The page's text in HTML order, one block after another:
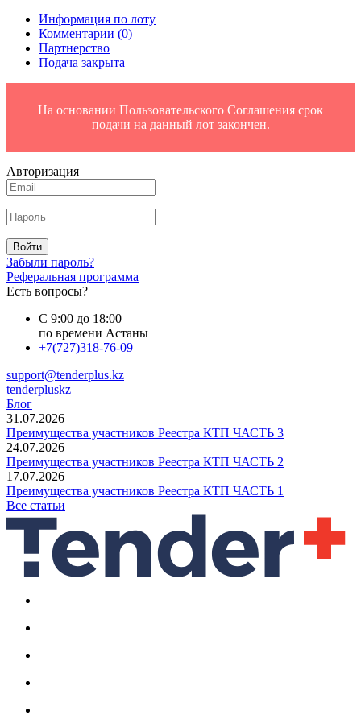
Информация по лоту
Комментарии (0)
Партнерство
Подача закрыта
На основании Пользовательского Соглашения срок
подачи на данный лот закончен.
Авторизация
Войти
Забыли пароль?
Реферальная программа
Есть вопросы?
С 9:00 до 18:00
по времени Астаны
+7(727)318-76-09
support@tenderplus.kz
tenderpluskz
Блог
31.07.2026
Преимущества участников Реестра КТП ЧАСТЬ 3
24.07.2026
Преимущества участников Реестра КТП ЧАСТЬ 2
17.07.2026
Преимущества участников Реестра КТП ЧАСТЬ 1
Все статьи